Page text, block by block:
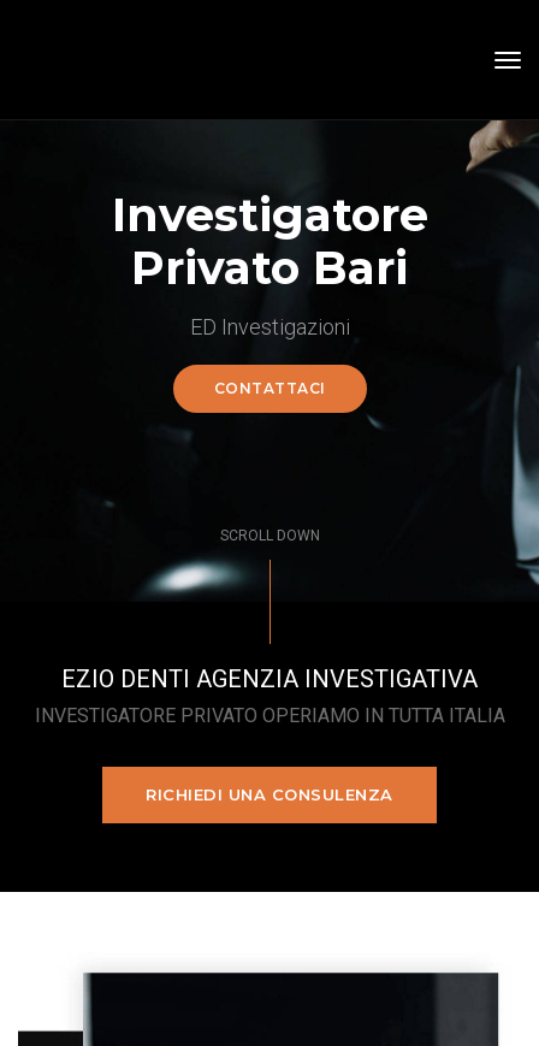
Investigatore
Privato Bari
ED Investigazioni
CONTATTACI
SCROLL DOWN
EZIO DENTI AGENZIA INVESTIGATIVA
INVESTIGATORE PRIVATO OPERIAMO IN TUTTA ITALIA
RICHIEDI UNA CONSULENZA